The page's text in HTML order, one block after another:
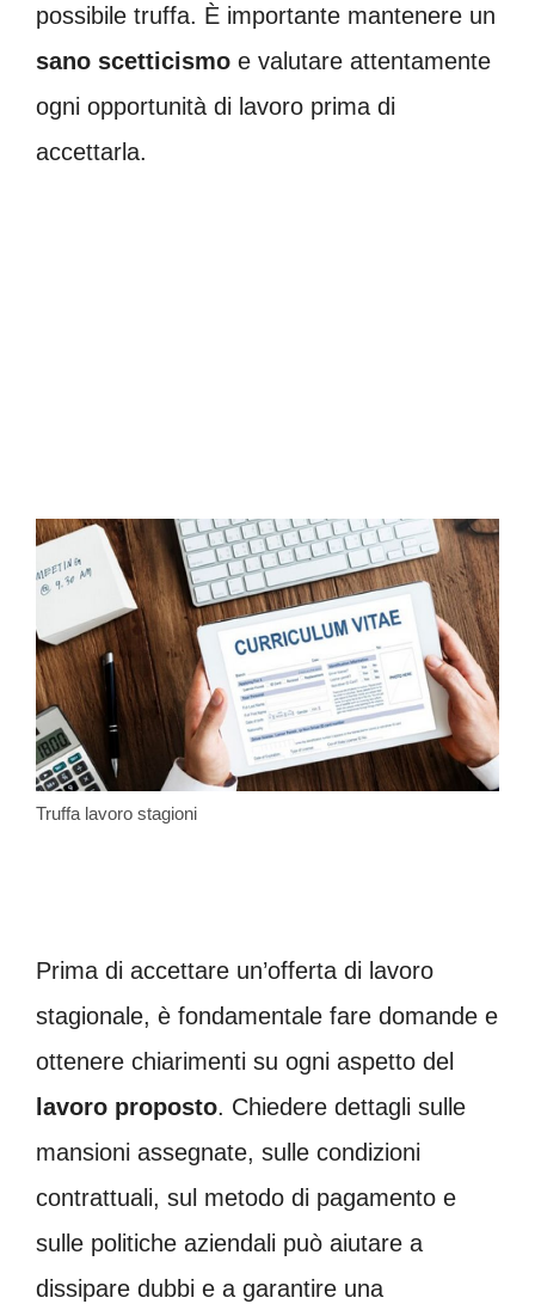
possibile truffa. È importante mantenere un
sano scetticismo e valutare attentamente
ogni opportunità di lavoro prima di
accettarla.
Truffa lavoro stagioni
Prima di accettare un’offerta di lavoro
stagionale, è fondamentale fare domande e
ottenere chiarimenti su ogni aspetto del
lavoro proposto. Chiedere dettagli sulle
mansioni assegnate, sulle condizioni
contrattuali, sul metodo di pagamento e
sulle politiche aziendali può aiutare a
dissipare dubbi e a garantire una